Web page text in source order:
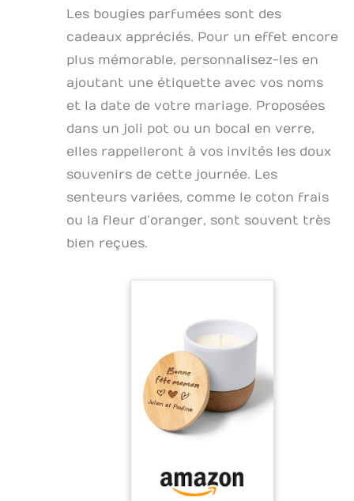
Les bougies parfumées sont des
cadeaux appréciés. Pour un effet encore
plus mémorable, personnalisez-les en
ajoutant une étiquette avec vos noms
et la date de votre mariage. Proposées
dans un joli pot ou un bocal en verre,
elles rappelleront à vos invités les doux
souvenirs de cette journée. Les
senteurs variées, comme le coton frais
ou la fleur d’oranger, sont souvent très
bien reçues.